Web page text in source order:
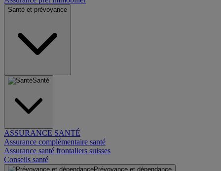
Santé et prévoyance
Santé
ASSURANCE SANTÉ
Assurance complémentaire santé
Assurance santé frontaliers suisses
Conseils santé
Prévoyance et dépendance